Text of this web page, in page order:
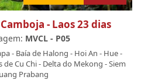
- Laos 23 dias
MVCL - P05
- Baía de Halong - Hoi An - Hue-
de Cu Chi- Delta do Mekong -Siem
Prabang